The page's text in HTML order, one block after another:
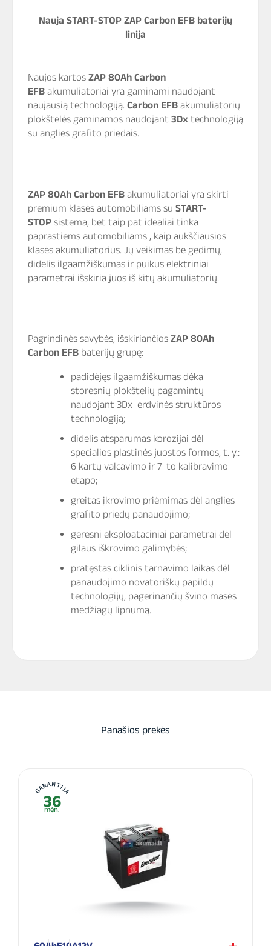
Nauja START-STOP ZAP Carbon EFB baterijų
linija
Naujos kartos ZAP 80Ah Carbon
EFB akumuliatoriai yra gaminami naudojant
naujausią technologiją. Carbon EFB akumuliatorių
plokštelės gaminamos naudojant 3Dx technologiją
su anglies grafito priedais.
ZAP 80Ah Carbon EFB akumuliatoriai yra skirti
premium klasės automobiliams su START-
STOP sistema, bet taip pat idealiai tinka
paprastiems automobiliams , kaip aukščiausios
klasės akumuliatorius. Jų veikimas be gedimų,
didelis ilgaamžiškumas ir puikūs elektriniai
parametrai išskiria juos iš kitų akumuliatorių.
Pagrindinės savybės, išskiriančios ZAP 80Ah
Carbon EFB baterijų grupę:
padidėjęs ilgaamžiškumas dėka
storesnių plokštelių pagamintų
naudojant 3Dx erdvinės struktūros
technologiją;
didelis atsparumas korozijai dėl
specialios plastinės juostos formos, t. y.:
6 kartų valcavimo ir 7-to kalibravimo
etapo;
greitas įkrovimo priėmimas dėl anglies
grafito priedų panaudojimo;
geresni eksploataciniai parametrai dėl
gilaus iškrovimo galimybės;
pratęstas ciklinis tarnavimo laikas dėl
panaudojimo novatoriškų papildų
technologijų, pagerinančių švino masės
medžiagų lipnumą.
Panašios prekės
GARANTIJA
36
mėn.